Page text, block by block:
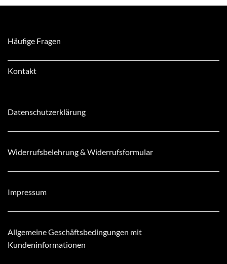
Häufige Fragen
Kontakt
Datenschutzerklärung
Widerrufsbelehrung & Widerrufsformular
Impressum
Allgemeine Geschäftsbedingungen mit
Kundeninformationen